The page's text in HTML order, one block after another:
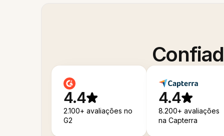
4.4
2.100+ avaliações no
G2
4.4
8.200+ avaliações
na Capterra